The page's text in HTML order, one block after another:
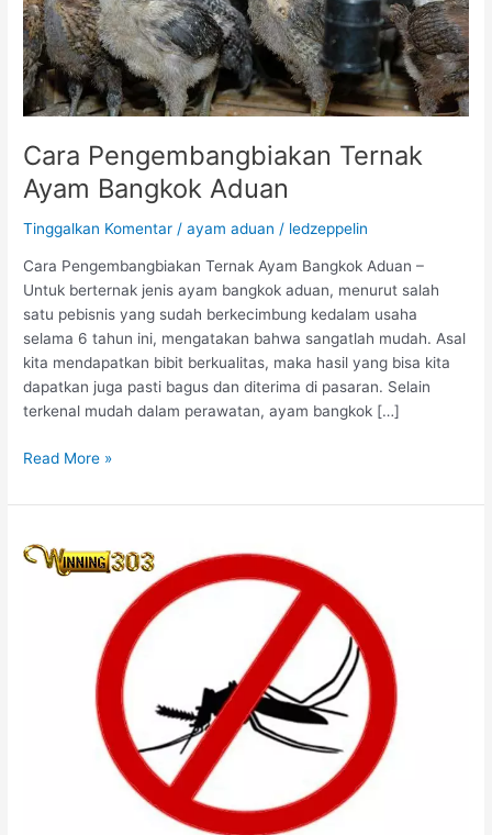
Cara Pengembangbiakan Ternak
Ayam Bangkok Aduan
Tinggalkan Komentar /ayam aduan / ledzeppelin
Cara Pengembangbiakan Ternak Ayam Bangkok Aduan –
Untuk berternak jenis ayam bangkok aduan, menurut salah
satu pebisnis yang sudah berkecimbung kedalam usaha
selama 6 tahun ini, mengatakan bahwa sangatlah mudah. Asal
kita mendapatkan bibit berkualitas, maka hasil yang bisa kita
dapatkan juga pasti bagus dan diterima di pasaran. Selain
terkenal mudah dalam perawatan, ayam bangkok […]
C
r
P
Read More »